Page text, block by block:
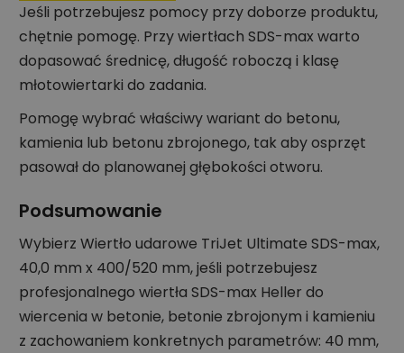
Jeśli potrzebujesz pomocy przy doborze produktu,
chętnie pomogę. Przy wiertłach SDS-max warto
dopasować średnicę, długość roboczą i klasę
młotowiertarki do zadania.
Pomogę wybrać właściwy wariant do betonu,
kamienia lub betonu zbrojonego, tak aby osprzęt
pasował do planowanej głębokości otworu.
Podsumowanie
Wybierz Wiertło udarowe TriJet Ultimate SDS-max,
40,0 mm x 400/520 mm, jeśli potrzebujesz
profesjonalnego wiertła SDS-max Heller do
wiercenia w betonie, betonie zbrojonym i kamieniu
z zachowaniem konkretnych parametrów: 40 mm,